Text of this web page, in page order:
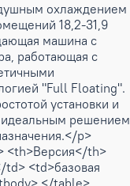
охлаждением
18,2-31,9
машина с
работающая с
"Full Floating".
установки и
идеальным решением
p>
<th>Версия</th>
<td>базовая
</table>